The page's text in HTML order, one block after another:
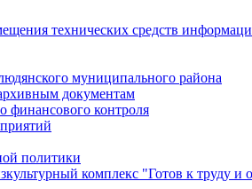
технических средств
муниципального района
документам
финансового контроля
политики
комплекс "Готов к труду и